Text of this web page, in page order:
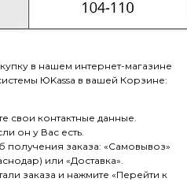
в нашем интернет-магазине
ЮKassа в вашей Корзине:
свои контактные данные.
он у Вас есть.
заказа: «Самовывоз»
или «Доставка».
заказа и нажмите «Перейти к